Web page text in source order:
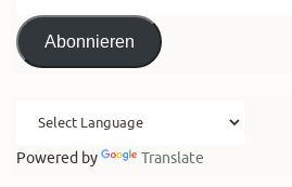
Mail-
AdresseAbonnieren
Powered by Translate